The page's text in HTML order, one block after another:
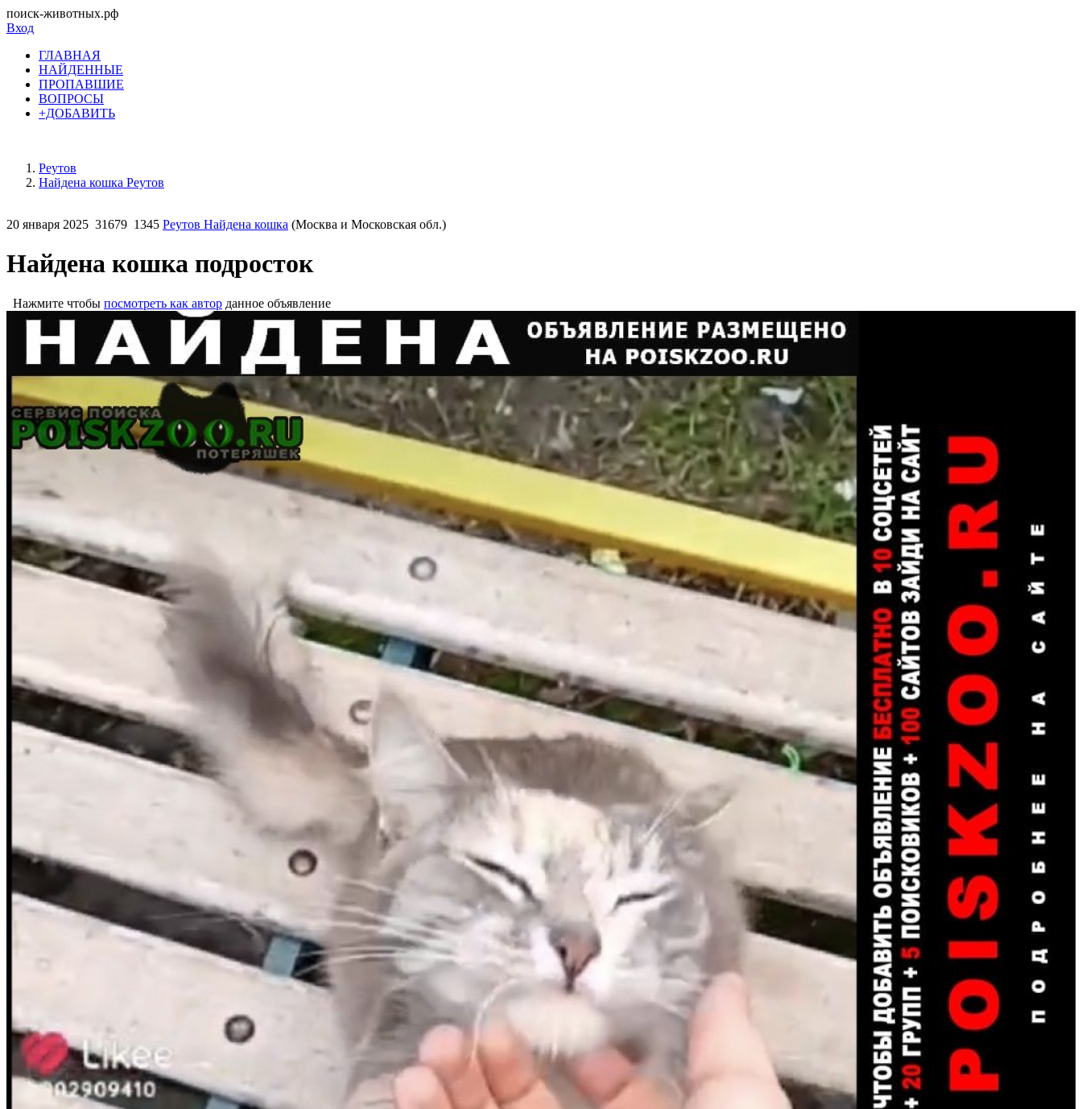
поиск-животных.рф
Вход
ГЛАВНАЯ
НАЙДЕННЫЕ
ПРОПАВШИЕ
ВОПРОСЫ
+ДОБАВИТЬ
Реутов
Найдена кошка Реутов
20 января 2025 31679 1345 Реутов Найдена кошка (Москва и Московская обл.)
Найдена кошка подросток
Нажмите чтобы посмотреть как автор данное объявление